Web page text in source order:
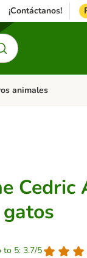
¡Contáctanos!
y +
de categoria abierto:
animales
Cedric
to 5: 3.7/5